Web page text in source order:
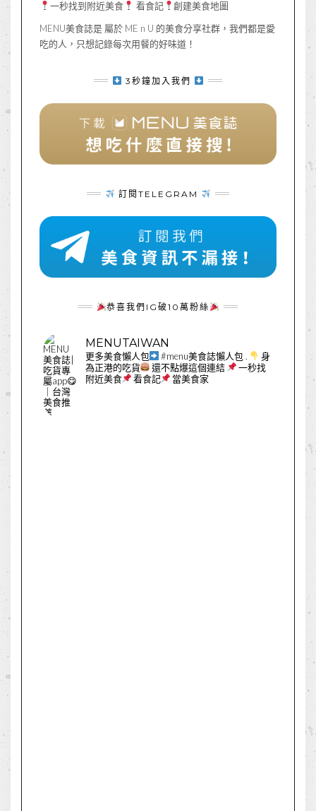
一秒找到附近美食 看食記
創建美食地圖
MENU美食誌是 屬於 ME n U 的美食分享社群，我們都是愛
吃的人，只想記錄每次用餐的好味道！
3秒鐘加入我們
訂閱TELEGRAM
恭喜我們IG破10萬粉絲
MENUTAIWAN
更多美食懶人包 #menu美食誌懶人包 .
身
為正港的吃貨
還不點爆這個連結
一秒找
附近美食
看食記 當美食家